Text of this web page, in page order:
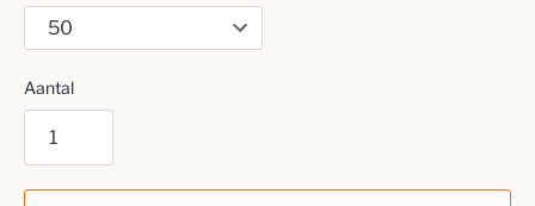
Aantal